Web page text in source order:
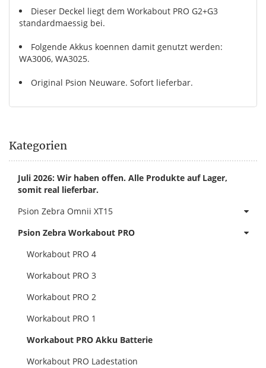
Dieser Deckel liegt dem Workabout PRO G2+G3
standardmaessig bei.
Folgende Akkus koennen damit genutzt werden:
WA3006, WA3025.
Original Psion Neuware. Sofort lieferbar.
Kategorien
Juli 2026: Wir haben offen. Alle Produkte auf Lager,
somit real lieferbar.
Psion Zebra Omnii XT15
Psion Zebra Workabout PRO
Workabout PRO 4
Workabout PRO 3
Workabout PRO 2
Workabout PRO 1
Workabout PRO Akku Batterie
Workabout PRO Ladestation